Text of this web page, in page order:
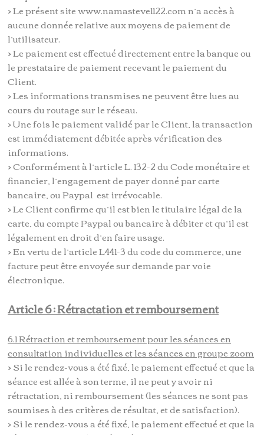
> Le présent site www.namasteve1122.com n’a accès à
aucune donnée relative aux moyens de paiement de
l’utilisateur.
> Le paiement est effectué directement entre la banque ou
le prestataire de paiement recevant le paiement du
Client.
> Les informations transmises ne peuvent être lues au
cours du routage sur le réseau.
> Une fois le paiement validé par le Client, la transaction
est immédiatement débitée après vérification des
informations.
> Conformément à l’article L. 132-2 du Code monétaire et
financier, l’engagement de payer donné par carte
bancaire, ou Paypal est irrévocable.
> Le Client confirme qu’il est bien le titulaire légal de la
carte, du compte Paypal ou bancaire à débiter et qu’il est
légalement en droit d’en faire usage.
> En vertu de l’article L441-3 du code du commerce, une
facture peut être envoyée sur demande par voie
électronique.
Article 6 : Rétractation et remboursement
6.1 Rétraction et remboursement pour les séances en
consultation individuelles et les séances en groupe zoom
> Si le rendez-vous a été fixé, le paiement effectué et que la
séance est allée à son terme, il ne peut y avoir ni
rétractation, ni remboursement (les séances ne sont pas
soumises à des critères de résultat, et de satisfaction).
> Si le rendez-vous a été fixé, le paiement effectué et que la